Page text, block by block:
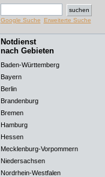
Google Suche Erweiterte Suche
Notdienst
nach Gebieten
Baden-Württemberg
Bayern
Berlin
Brandenburg
Bremen
Hamburg
Hessen
Mecklenburg-Vorpommern
Niedersachsen
Nordrhein-Westfalen